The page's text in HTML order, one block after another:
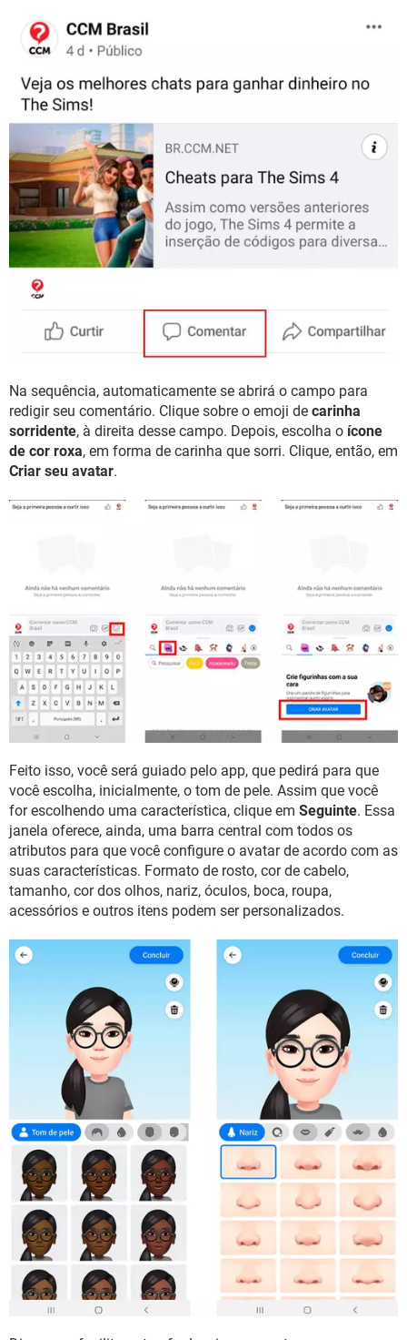
Na sequência, automaticamente se abrirá o campo para
redigir seu comentário. Clique sobre o emoji de carinha
sorridente, à direita desse campo. Depois, escolha o ícone
de cor roxa, em forma de carinha que sorri. Clique, então, em
Criar seu avatar.
Feito isso, você será guiado pelo app, que pedirá para que
você escolha, inicialmente, o tom de pele. Assim que você
for escolhendo uma característica, clique em Seguinte. Essa
janela oferece, ainda, uma barra central com todos os
atributos para que você configure o avatar de acordo com as
suas características. Formato de rosto, cor de cabelo,
tamanho, cor dos olhos, nariz, óculos, boca, roupa,
acessórios e outros itens podem ser personalizados.